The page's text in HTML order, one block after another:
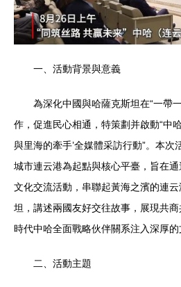
一、活動背景與意義
為深化中國與哈薩克斯坦在“一帶
作，促進民心相通，特策劃并啟動“中
與里海的牽手’全媒體采訪行動”。本次
城市連云港為起點與核心平臺，旨在
文化交流活動，串聯起黃海之濱的連
坦，講述兩國友好交往故事，展現共
時代中哈全面戰略伙伴關系注入深厚的
二、活動主題